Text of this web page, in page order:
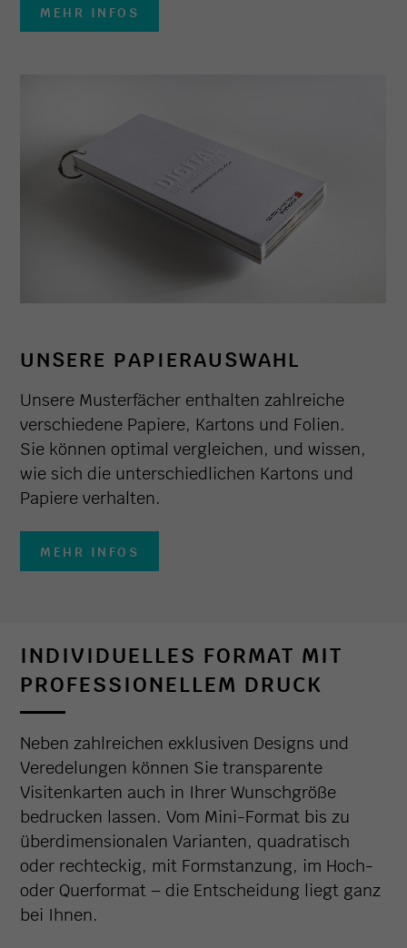
MEHR INFOS
UNSERE PAPIERAUSWAHL
Unsere Musterfächer enthalten zahlreiche
verschiedene Papiere, Kartons und Folien.
Sie können optimal vergleichen, und wissen,
wie sich die unterschiedlichen Kartons und
Papiere verhalten.
MEHR INFOS
INDIVIDUELLES FORMAT MIT
PROFESSIONELLEM DRUCK
Neben zahlreichen exklusiven Designs und
Veredelungen können Sie transparente
Visitenkarten auch in Ihrer Wunschgröße
bedrucken lassen. Vom Mini-Format bis zu
überdimensionalen Varianten, quadratisch
oder rechteckig, mit Formstanzung, im Hoch-
oder Querformat – die Entscheidung liegt ganz
bei Ihnen.